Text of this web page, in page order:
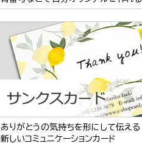
ありがとうの気持ちを形にして伝える
新しいコミュニケーションカード